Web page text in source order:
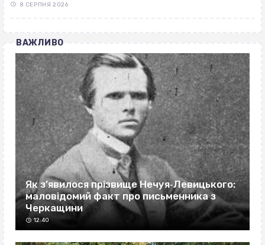
8 СЕРПНЯ 2026
ВАЖЛИВО
Як з’явилося прізвище Нечуя‐Левицького:
маловідомий факт про письменника з
Черкащини
12:40